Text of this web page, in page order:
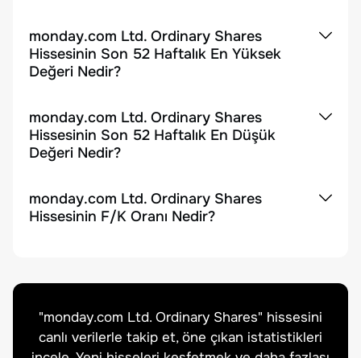
monday.com Ltd. Ordinary Shares
Hissesinin Son 52 Haftalık En Yüksek
Değeri Nedir?
monday.com Ltd. Ordinary Shares
Hissesinin Son 52 Haftalık En Düşük
Değeri Nedir?
monday.com Ltd. Ordinary Shares
Hissesinin F/K Oranı Nedir?
"monday.com Ltd. Ordinary Shares" hissesini
canlı verilerle takip et, öne çıkan istatistikleri